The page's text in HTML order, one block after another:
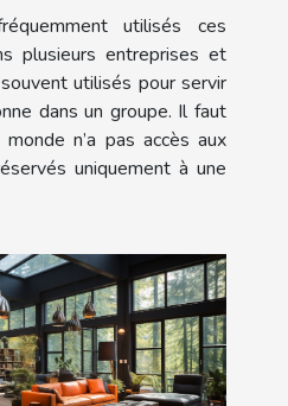
utilisés ces
plusieurs entreprises et
utilisés pour servir
dans un groupe. Il faut
n’a pas accès aux
uniquement à une